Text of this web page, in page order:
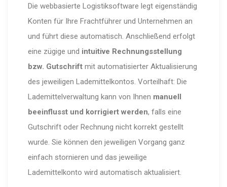
Die webbasierte Logistiksoftware legt eigenständig
Konten für Ihre Frachtführer und Unternehmen an
und führt diese automatisch. Anschließend erfolgt
eine zügige und intuitive Rechnungsstellung
bzw. Gutschriftmit automatisierter Aktualisierung
des jeweiligen Lademittelkontos. Vorteilhaft: Die
Lademittelverwaltung kann von Ihnen manuell
beeinflusst und korrigiert werden, falls eine
Gutschrift oder Rechnung nicht korrekt gestellt
wurde. Sie können den jeweiligen Vorgang ganz
einfach stornieren und das jeweilige
Lademittelkonto wird automatisch aktualisiert.